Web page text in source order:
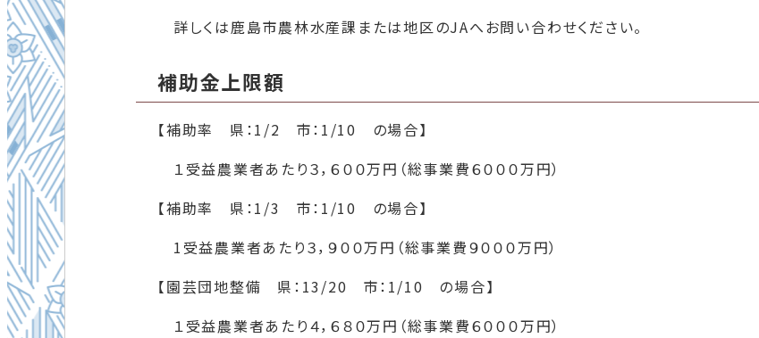
詳しくは鹿島市農林水産課または地区のJAへお問い合わせください。
補助金上限額
【補助率 県：1/2 市：1/10 の場合】
１受益農業者あたり３，６００万円（総事業費６０００万円）
【補助率 県：1/3 市：1/10 の場合】
1受益農業者あたり３，９００万円（総事業費９０００万円）
【園芸団地整備 県：13/20 市：1/10 の場合】
１受益農業者あたり４，６８０万円（総事業費６０００万円）